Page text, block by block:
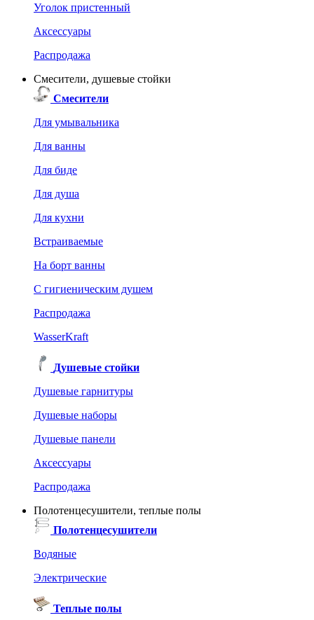
Уголок пристенный
Аксессуары
Распродажа
Смесители, душевые стойки
Смесители
Для умывальника
Для ванны
Для биде
Для душа
Для кухни
Встраиваемые
На борт ванны
C гигиеническим душем
Распродажа
WasserKraft
Душевые стойки
Душевые гарнитуры
Душевые наборы
Душевые панели
Аксессуары
Распродажа
Полотенцесушители, теплые полы
Полотенцесушители
Водяные
Электрические
Теплые полы